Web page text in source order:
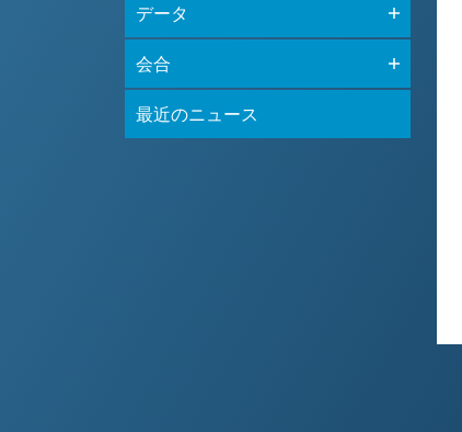
データ
会合
最近のニュース